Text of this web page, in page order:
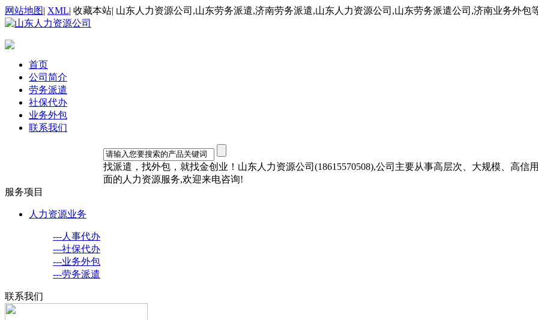
网站地图| XML| 收藏本站| 山东人力资源公司,山东劳务派遣,济南劳务派遣,山东人力资源公司,山东劳务派遣公司,济南业务外包
首页
公司简介
劳务派遣
社保代办
业务外包
联系我们
找派遣，找外包，就找金创业！山东人力资源公司(18615570508),公司主要从事高层次、大规模、高信
面的人力资源服务,欢迎来电咨询!
服务项目
人力资源业务
---人事代办
---社保代办
---业务外包
---劳务派遣
联系我们